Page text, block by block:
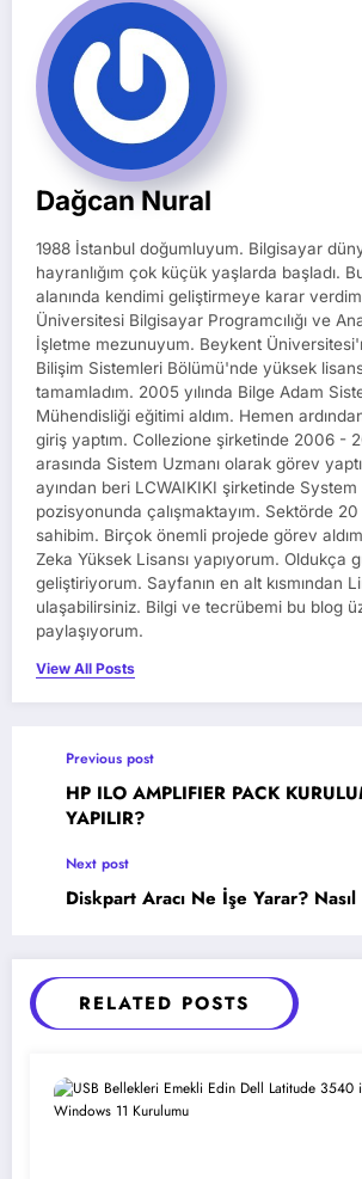
Dağcan Nural
1988 İstanbul doğumluyum. Bilgisayar
hayranlığım çok küçük yaşlarda başladı.
alanında kendimi geliştirmeye karar
Üniversitesi Bilgisayar Programcılığı ve
İşletme mezunuyum. Beykent
Bilişim Sistemleri Bölümü'nde yüksek
tamamladım. 2005 yılında Bilge Adam
Mühendisliği eğitimi aldım. Hemen
giriş yaptım. Collezione şirketinde 2006 -
arasında Sistem Uzmanı olarak görev
ayından beri LCWAIKIKI şirketinde System
pozisyonunda çalışmaktayım. Sektörde 20
sahibim. Birçok önemli projede görev
Zeka Yüksek Lisansı yapıyorum. Oldukça
geliştiriyorum. Sayfanın en alt kısmından
ulaşabilirsiniz. Bilgi ve tecrübemi bu blog
paylaşıyorum.
View All Posts
Previous post
HP ILO AMPLIFIER PACK
YAPILIR?
Next post
Diskpart Aracı Ne İşe Yarar? Nasıl
RELATED POSTS